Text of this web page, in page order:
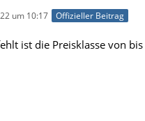
um 10:17 Offizieller Beitrag
ist die Preisklasse von bis